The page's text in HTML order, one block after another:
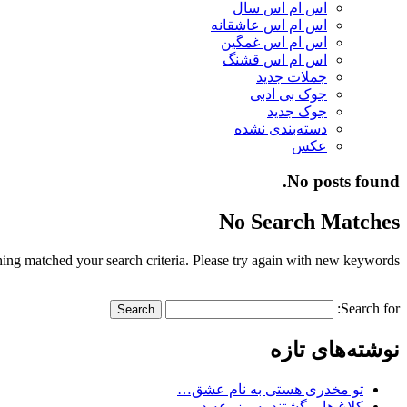
اس ام اس سال
اس ام اس عاشقانه
اس ام اس غمگین
اس ام اس قشنگ
جملات جدید
جوک بی ادبی
جوک جدید
دسته‌بندی نشده
عکس
No posts found.
No Search Matches
matched your search criteria. Please try again with new keywords.
Search for:
نوشته‌های تازه
تو مخدری هستی به نام عشق…